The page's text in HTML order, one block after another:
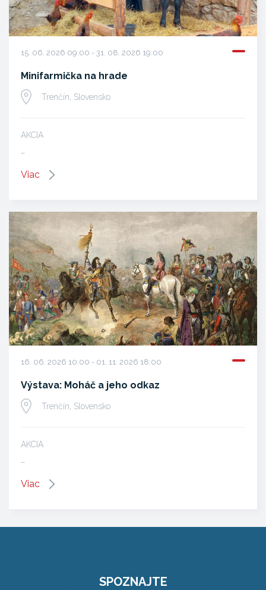
15. 06. 2026 09:00 - 31. 08. 2026 19:00
Minifarmička na hrade
Trenčín, Slovensko
AKCIA
Viac
16. 06. 2026 10:00 - 01. 11. 2026 18:00
Výstava: Moháč a jeho odkaz
Trenčín, Slovensko
AKCIA
Viac
SPOZNAJTE